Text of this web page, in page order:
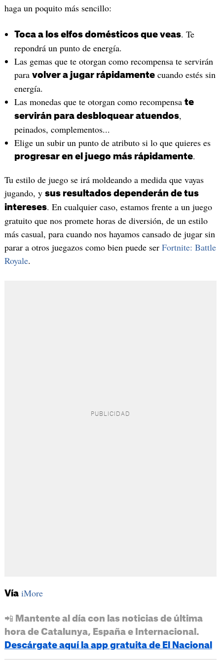
haga un poquito más sencillo:
Toca a los elfos domésticos que veas. Te
repondrá un punto de energía.
Las gemas que te otorgan como recompensa te servirán
para volver a jugar rápidamentecuando estés sin
energía.
Las monedas que te otorgan como recompensa te
servirán para desbloquear atuendos,
peinados, complementos...
Elige un subir un punto de atributo si lo que quieres es
progresar en el juego más rápidamente.
Tu estilo de juego se irá moldeando a medida que vayas
jugando, y sus resultados dependerán de tus
intereses. En cualquier caso, estamos frente a un juego
gratuito que nos promete horas de diversión, de un estilo
más casual, para cuando nos hayamos cansado de jugar sin
parar a otros juegazos como bien puede ser Fortnite: Battle
Royale.
Vía iMore
📲 Mantente al día con las noticias de última
hora de Catalunya, España e Internacional.
Descárgate aquí la app gratuita de El Nacional